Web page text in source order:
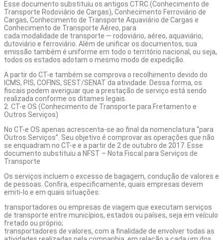
Esse documento substituiu os antigos CTRC (Conhecimento de
Transporte Rodoviário de Cargas), Conhecimento Ferroviário de
Cargas, Conhecimento de Transporte Aquaviário de Cargas e
Conhecimento de Transporte Aéreo, para
cada modalidade de transporte — rodoviário, aéreo, aquaviário,
dutoviário e ferroviário. Além de unificar os documentos, sua
emissão também é uniforme em todo o território nacional, ou seja,
todos os estados adotam o mesmo modo de expedição.
A partir do CT-e também se comprova o recolhimento devido do
ICMS, PIS, COFINS, SEST/SENAT da atividade. Dessa forma, os
fiscais podem averiguar que a prestação de serviço está sendo
realizada conforme os ditames legais.
2. CT-e OS (Conhecimento de Transporte para Fretamento e
Outros Serviços)
No CT-e OS apenas acrescenta-se ao final da nomenclatura “para
Outros Serviços”. Seu objetivo é comprovar as operações que não
se enquadram no CT-e e a partir de 2 de outubro de 2017. Esse
documento substituiu a NFST – Nota Fiscal para Serviços de
Transporte
Os serviços incluem o excesso de bagagem, condução de valores e
de pessoas. Confira, especificamente, quais empresas devem
emiti-lo e em quais situações:
transportadores ou empresas de viagem que executam serviços
de transporte entre municípios, estados ou países, seja em veículo
fretado ou próprio;
transportadores de valores, com a finalidade de envolver todas as